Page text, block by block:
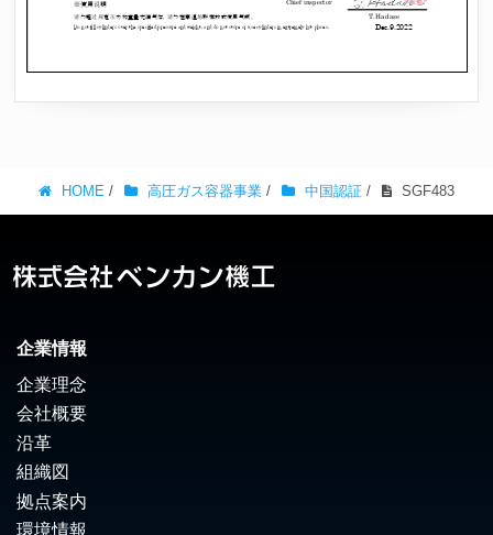
HOME / 高圧ガス容器事業 / 中国認証/ SGF483
企業情報
企業理念
会社概要
沿革
組織図
拠点案内
環境情報